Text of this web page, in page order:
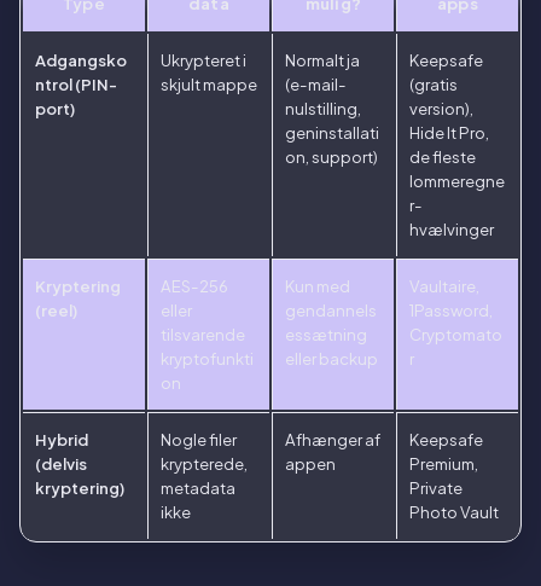
Adgangsko
ntrol (PIN-
port)
Ukrypteret i
skjult mappe
Normalt ja
(e-mail-
nulstilling,
geninstallati
on, support)
Keepsafe
(gratis
version),
Hide It Pro,
de fleste
lommeregne
r-
hvælvinger
Kryptering
(reel)
AES-256
eller
tilsvarende
kryptofunkti
on
Kun med
gendannels
essætning
eller backup
Vaultaire,
1Password,
Cryptomato
r
Hybrid
(delvis
kryptering)
Nogle filer
krypterede,
metadata
ikke
Afhænger af
appen
Keepsafe
Premium,
Private
Photo Vault